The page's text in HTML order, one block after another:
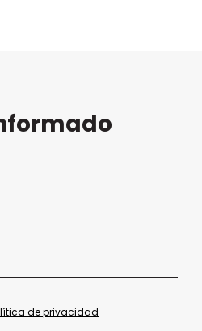
al boletín
de privacidad